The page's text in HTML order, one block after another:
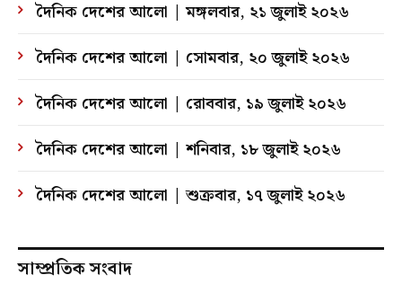
দৈনিক দেশের আলো | মঙ্গলবার, ২১ জুলাই ২০২৬
দৈনিক দেশের আলো | সোমবার, ২০ জুলাই ২০২৬
দৈনিক দেশের আলো | রোববার, ১৯ জুলাই ২০২৬
দৈনিক দেশের আলো | শনিবার, ১৮ জুলাই ২০২৬
দৈনিক দেশের আলো | শুক্রবার, ১৭ জুলাই ২০২৬
সাম্প্রতিক সংবাদ